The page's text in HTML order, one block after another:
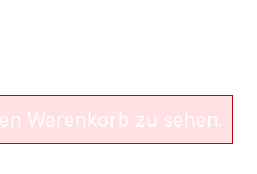
Warenkorb zu sehen.